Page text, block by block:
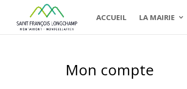
ACCUEIL LA MAIRIE
Mon compte